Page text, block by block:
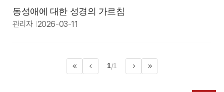
동성애에 대한 성경의 가르침
관리자 2026-03-11
처음으로이전페이지
1/1
>
다음페이지
마지막으로